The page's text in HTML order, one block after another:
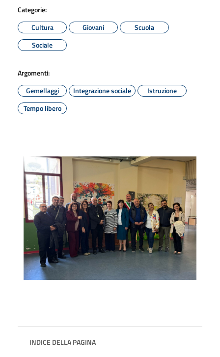
Categorie:
Cultura
Giovani
Scuola
Sociale
Argomenti:
Gemellaggi
Integrazione sociale
Istruzione
Tempo libero
INDICE DELLA PAGINA